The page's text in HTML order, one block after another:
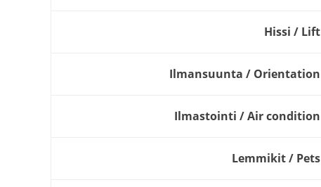
Hissi / Lift
Ilmansuunta / Orientation
Ilmastointi / Air condition
Lemmikit / Pets